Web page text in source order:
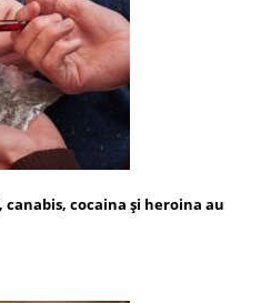
canabis, cocaina și heroina au